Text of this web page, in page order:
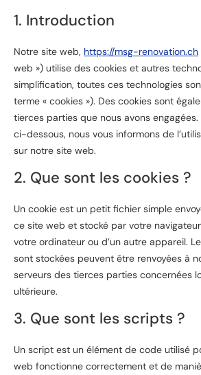
1. Introduction
Notre site web, https://msg-renovation.ch
web ») utilise des cookies et autres
simplification, toutes ces technologies
terme « cookies »). Des cookies sont
tierces parties que nous avons
ci-dessous, nous vous informons de
sur notre site web.
2. Que sont les cookies ?
Un cookie est un petit fichier simple
ce site web et stocké par votre
votre ordinateur ou d’un autre appareil.
sont stockées peuvent être renvoyées à
serveurs des tierces parties concernées
ultérieure.
3. Que sont les scripts ?
Un script est un élément de code utilisé
web fonctionne correctement et de